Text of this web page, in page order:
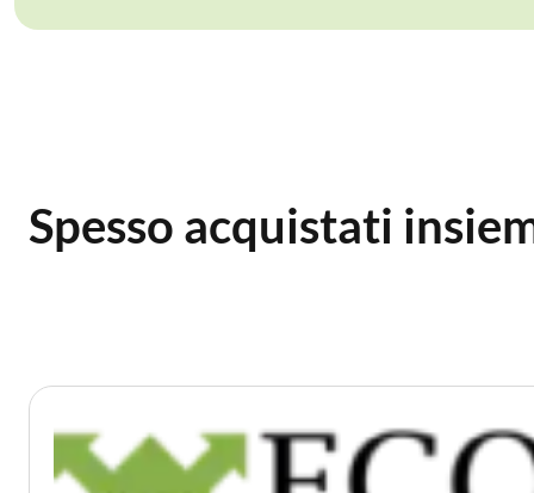
Spesso acquistati